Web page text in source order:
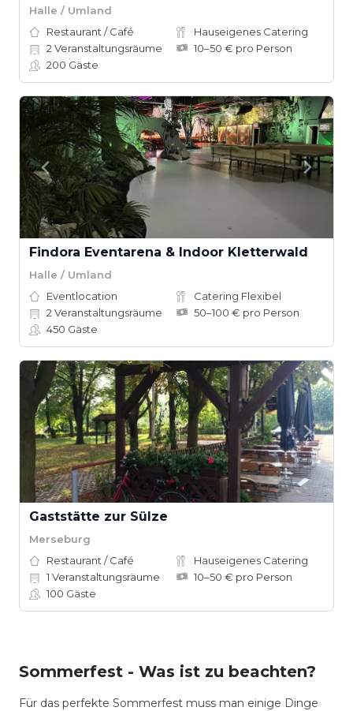
Halle / Umland
Restaurant / Café
Hauseigenes Catering
2 Veranstaltungsräume
10–50 € pro Person
200 Gäste
Findora Eventarena & Indoor Kletterwald
Halle / Umland
Eventlocation
Catering Flexibel
2 Veranstaltungsräume
50–100 € pro Person
450 Gäste
Gaststätte zur Sülze
Merseburg
Restaurant / Café
Hauseigenes Catering
1 Veranstaltungsräume
10–50 € pro Person
100 Gäste
Sommerfest - Was ist zu beachten?
Für das perfekte Sommerfest muss man einige Dinge